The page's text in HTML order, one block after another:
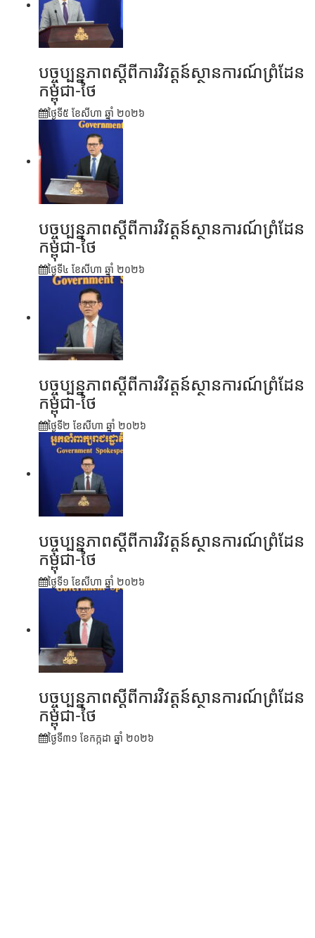
បច្ចុប្បន្នភាពស្ដីពីការវិវត្តន៍ស្ថានការណ៍ព្រំដែន
កម្ពុជា-ថៃ
ថ្ងៃទី៥ ខែ​សីហា ឆ្នាំ ២០២៦
បច្ចុប្បន្នភាពស្ដីពីការវិវត្តន៍ស្ថានការណ៍ព្រំដែន
កម្ពុជា-ថៃ
ថ្ងៃទី៤ ខែ​សីហា ឆ្នាំ ២០២៦
បច្ចុប្បន្នភាពស្ដីពីការវិវត្តន៍ស្ថានការណ៍ព្រំដែន
កម្ពុជា-ថៃ
ថ្ងៃទី២ ខែ​សីហា ឆ្នាំ ២០២៦
បច្ចុប្បន្នភាពស្ដីពីការវិវត្តន៍ស្ថានការណ៍ព្រំដែន
កម្ពុជា-ថៃ
ថ្ងៃទី១ ខែ​សីហា ឆ្នាំ ២០២៦
បច្ចុប្បន្នភាពស្ដីពីការវិវត្តន៍ស្ថានការណ៍ព្រំដែន
កម្ពុជា-ថៃ
ថ្ងៃទី៣១ ខែ​កក្កដា ឆ្នាំ ២០២៦